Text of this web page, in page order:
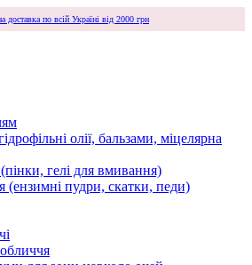
доставка по всій Україні від 2000 грн
олії, бальзами, міцелярна
гелі для вмивання)
(ензимні пудри, скатки, педи)